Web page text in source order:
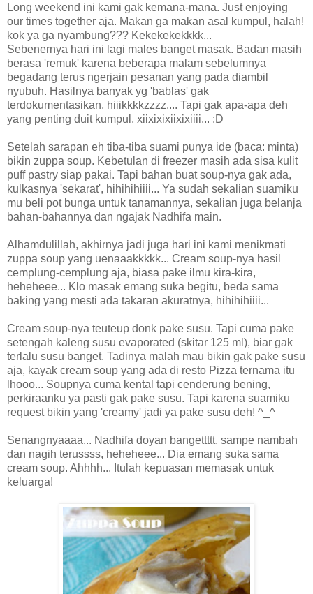
Long weekend ini kami gak kemana-mana. Just enjoying
our times together aja. Makan ga makan asal kumpul, halah!
kok ya ga nyambung??? Kekekekekkkk...
Sebenernya hari ini lagi males banget masak. Badan masih
berasa 'remuk' karena beberapa malam sebelumnya
begadang terus ngerjain pesanan yang pada diambil
nyubuh. Hasilnya banyak yg 'bablas' gak
terdokumentasikan, hiiikkkkzzzz.... Tapi gak apa-apa deh
yang penting duit kumpul, xiixixixiixixiiii... :D
Setelah sarapan eh tiba-tiba suami punya ide (baca: minta)
bikin zuppa soup. Kebetulan di freezer masih ada sisa kulit
puff pastry siap pakai. Tapi bahan buat soup-nya gak ada,
kulkasnya 'sekarat', hihihihiiii... Ya sudah sekalian suamiku
mu beli pot bunga untuk tanamannya, sekalian juga belanja
bahan-bahannya dan ngajak Nadhifa main.
Alhamdulillah, akhirnya jadi juga hari ini kami menikmati
zuppa soup yang uenaaakkkkk... Cream soup-nya hasil
cemplung-cemplung aja, biasa pake ilmu kira-kira,
heheheee... Klo masak emang suka begitu, beda sama
baking yang mesti ada takaran akuratnya, hihihihiiii...
Cream soup-nya teuteup donk pake susu. Tapi cuma pake
setengah kaleng susu evaporated (skitar 125 ml), biar gak
terlalu susu banget. Tadinya malah mau bikin gak pake susu
aja, kayak cream soup yang ada di resto Pizza ternama itu
lhooo... Soupnya cuma kental tapi cenderung bening,
perkiraanku ya pasti gak pake susu. Tapi karena suamiku
request bikin yang 'creamy' jadi ya pake susu deh! ^_^
Senangnyaaaa... Nadhifa doyan bangettttt, sampe nambah
dan nagih terussss, heheheee... Dia emang suka sama
cream soup. Ahhhh... Itulah kepuasan memasak untuk
keluarga!